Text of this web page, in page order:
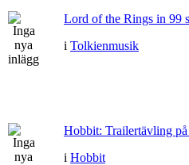
Lord of the Rings in 99
i Tolkienmusik
Hobbit: Trailertävling
i Hobbit